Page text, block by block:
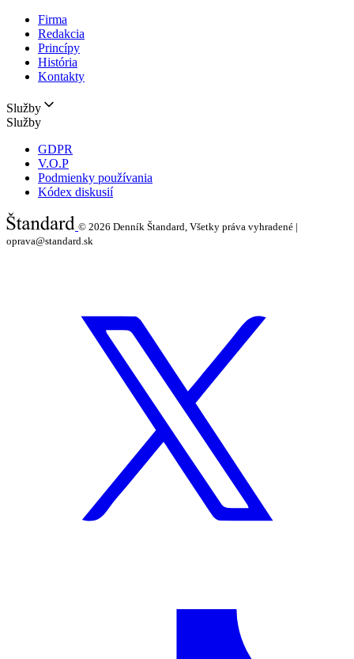
Firma
Redakcia
Princípy
História
Kontakty
Služby
Služby
GDPR
V.O.P
Podmienky používania
Kódex diskusií
© 2026 Denník Štandard, Všetky práva vyhradené |
oprava@standard.sk